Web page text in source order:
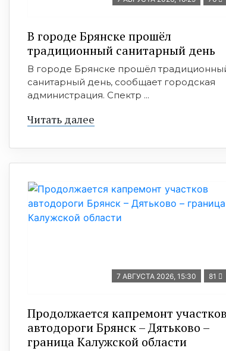
В городе Брянске прошёл
традиционный санитарный день
В городе Брянске прошёл
санитарный день, сообщает городская
администрация. Спектр ...
Читать далее
7 АВГУСТА 2026, 15:30 81
Продолжается капремонт участков
автодороги Брянск – Дятьково –
граница Калужской области